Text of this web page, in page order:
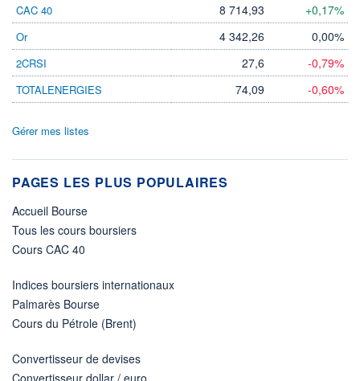
CAC 40 8 714,93 +0,17%
Or 4 342,26 0,00%
2CRSI 27,6 -0,79%
TOTALENERGIES 74,09 -0,60%
Gérer mes listes
PAGES LES PLUS POPULAIRES
Accueil Bourse
Tous les cours boursiers
Cours CAC 40
Indices boursiers internationaux
Palmarès Bourse
Cours du Pétrole (Brent)
Convertisseur de devises
Convertisseur dollar / euro